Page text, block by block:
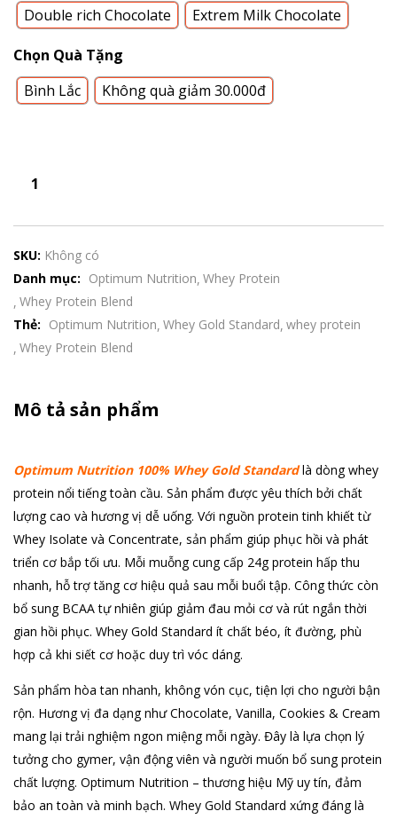
Double rich Chocolate
Extrem Milk Chocolate
Chọn Quà Tặng
Bình Lắc
Không quà giảm 30.000đ
SKU: Không có
Danh mục: Optimum Nutrition Whey Protein
Whey Protein Blend
Thẻ: Optimum Nutrition Whey Gold Standard whey protein
Whey Protein Blend
Mô tả sản phẩm
Optimum Nutrition 100% Whey Gold Standard là dòng whey
protein nổi tiếng toàn cầu. Sản phẩm được yêu thích bởi chất
lượng cao và hương vị dễ uống. Với nguồn protein tinh khiết từ
Whey Isolate và Concentrate, sản phẩm giúp phục hồi và phát
triển cơ bắp tối ưu. Mỗi muỗng cung cấp 24g protein hấp thu
nhanh, hỗ trợ tăng cơ hiệu quả sau mỗi buổi tập. Công thức còn
bổ sung BCAA tự nhiên giúp giảm đau mỏi cơ và rút ngắn thời
gian hồi phục. Whey Gold Standard ít chất béo, ít đường, phù
hợp cả khi siết cơ hoặc duy trì vóc dáng.
Sản phẩm hòa tan nhanh, không vón cục, tiện lợi cho người bận
rộn. Hương vị đa dạng như Chocolate, Vanilla, Cookies & Cream
mang lại trải nghiệm ngon miệng mỗi ngày. Đây là lựa chọn lý
tưởng cho gymer, vận động viên và người muốn bổ sung protein
chất lượng. Optimum Nutrition – thương hiệu Mỹ uy tín, đảm
bảo an toàn và minh bạch. Whey Gold Standard xứng đáng là